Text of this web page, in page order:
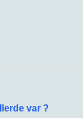
var ?